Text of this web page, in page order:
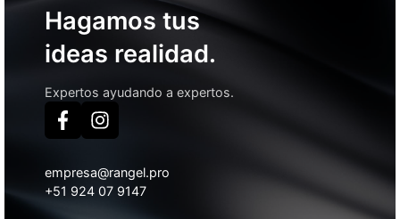
Hagamos tus
ideas realidad.
Expertos ayudando a expertos.
empresa@rangel.pro
+51 924 07 9147